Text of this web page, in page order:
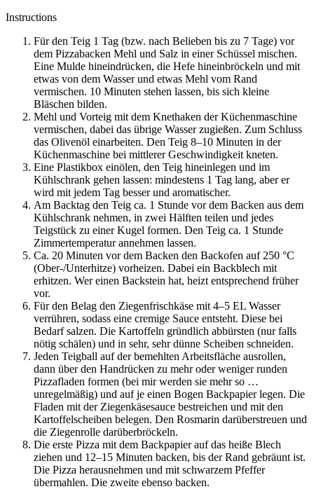
Instructions
Für den Teig 1 Tag (bzw. nach Belieben bis zu 7 Tage) vor
dem Pizzabacken Mehl und Salz in einer Schüssel mischen.
Eine Mulde hineindrücken, die Hefe hineinbröckeln und mit
etwas von dem Wasser und etwas Mehl vom Rand
vermischen. 10 Minuten stehen lassen, bis sich kleine
Bläschen bilden.
Mehl und Vorteig mit dem Knethaken der Küchenmaschine
vermischen, dabei das übrige Wasser zugießen. Zum Schluss
das Olivenöl einarbeiten. Den Teig 8–10 Minuten in der
Küchenmaschine bei mittlerer Geschwindigkeit kneten.
Eine Plastikbox einölen, den Teig hineinlegen und im
Kühlschrank gehen lassen: mindestens 1 Tag lang, aber er
wird mit jedem Tag besser und aromatischer.
Am Backtag den Teig ca. 1 Stunde vor dem Backen aus dem
Kühlschrank nehmen, in zwei Hälften teilen und jedes
Teigstück zu einer Kugel formen. Den Teig ca. 1 Stunde
Zimmertemperatur annehmen lassen.
Ca. 20 Minuten vor dem Backen den Backofen auf 250 °C
(Ober-/Unterhitze) vorheizen. Dabei ein Backblech mit
erhitzen. Wer einen Backstein hat, heizt entsprechend früher
vor.
Für den Belag den Ziegenfrischkäse mit 4–5 EL Wasser
verrühren, sodass eine cremige Sauce entsteht. Diese bei
Bedarf salzen. Die Kartoffeln gründlich abbürsten (nur falls
nötig schälen) und in sehr, sehr dünne Scheiben schneiden.
Jeden Teigball auf der bemehlten Arbeitsfläche ausrollen,
dann über den Handrücken zu mehr oder weniger runden
Pizzafladen formen (bei mir werden sie mehr so …
unregelmäßig) und auf je einen Bogen Backpapier legen. Die
Fladen mit der Ziegenkäsesauce bestreichen und mit den
Kartoffelscheiben belegen. Den Rosmarin darüberstreuen und
die Ziegenrolle darüberbröckeln.
Die erste Pizza mit dem Backpapier auf das heiße Blech
ziehen und 12–15 Minuten backen, bis der Rand gebräunt ist.
Die Pizza herausnehmen und mit schwarzem Pfeffer
übermahlen. Die zweite ebenso backen.